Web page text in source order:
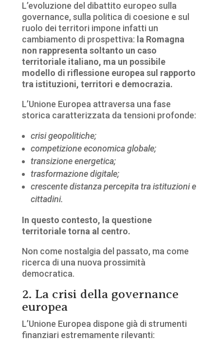
L’evoluzione del dibattito europeo sulla
governance, sulla politica di coesione e sul
ruolo dei territori impone infatti un
cambiamento di prospettiva: la Romagna
non rappresenta soltanto un caso
territoriale italiano, ma un possibile
modello di riflessione europea sul rapporto
tra istituzioni, territori e democrazia.
L’Unione Europea attraversa una fase
storica caratterizzata da tensioni profonde:
crisi geopolitiche;
competizione economica globale;
transizione energetica;
trasformazione digitale;
crescente distanza percepita tra istituzioni e
cittadini.
In questo contesto, la questione
territoriale torna al centro.
Non come nostalgia del passato, ma come
ricerca di una nuova prossimità
democratica.
2. La crisi della governance
europea
L’Unione Europea dispone già di strumenti
finanziari estremamente rilevanti: